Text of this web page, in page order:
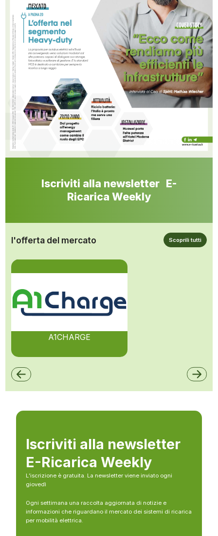
Iscriviti alla newsletter E-
Ricarica Weekly
l'offerta del mercato Scoprili tutti
A1CHARGE
Iscriviti alla newsletter
E-Ricarica Weekly
L’iscrizione è gratuita. La newsletter viene inviato ogni
giovedì
Ogni settimana una raccolta aggiornata di notizie e
informazioni che riguardano il mercato dei sistemi di ricarica
per mobilità elettrica.